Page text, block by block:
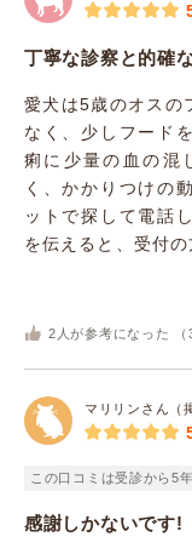
丁寧な診察と的確
愛犬は5歳のオスの
なく、少しフード
痢に少量の血の混
く、かかりつけの
ットで探して電話
を伝えると、受付
2 人が参考になった （
マリリンさん（
この口コミは受診から5
感謝しかないです!